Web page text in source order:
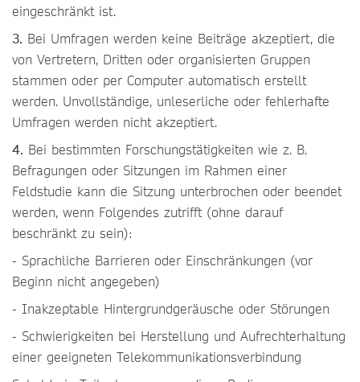
eingeschränkt ist.
3. Bei Umfragen werden keine Beiträge akzeptiert, die
von Vertretern, Dritten oder organisierten Gruppen
stammen oder per Computer automatisch erstellt
werden. Unvollständige, unleserliche oder fehlerhafte
Umfragen werden nicht akzeptiert.
4. Bei bestimmten Forschungstätigkeiten wie z. B.
Befragungen oder Sitzungen im Rahmen einer
Feldstudie kann die Sitzung unterbrochen oder beendet
werden, wenn Folgendes zutrifft (ohne darauf
beschränkt zu sein):
- Sprachliche Barrieren oder Einschränkungen (vor
Beginn nicht angegeben)
- Inakzeptable Hintergrundgeräusche oder Störungen
- Schwierigkeiten bei Herstellung und Aufrechterhaltung
einer geeigneten Telekommunikationsverbindung